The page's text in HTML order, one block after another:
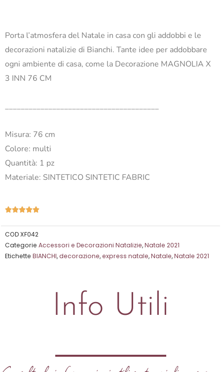
Porta l’atmosfera del Natale in casa con gli addobbi e le
decorazioni natalizie di Bianchi. Tante idee per addobbare
ogni ambiente di casa, come la Decorazione MAGNOLIA X
3 INN 76 CM
_______________________________________
Misura: 76 cm
Colore: multi
Quantità: 1 pz
Materiale: SINTETICO SINTETIC FABRIC
Valutazione
5
CODXF042
Categorie Accessori e Decorazioni Natalizie,Natale 2021
Etichette BIANCHI,decorazione,express natale,Natale,Natale 2021
Info Utili